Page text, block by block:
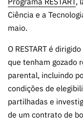
Ciência e a
maio.
O RESTART é
que tenham gozado
parental, incluindo
condições de
partilhadas e
de um contrato de